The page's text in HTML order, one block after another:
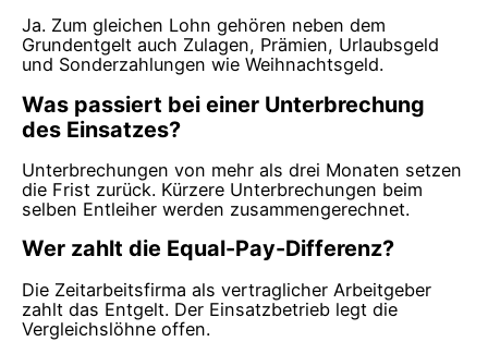
Ja. Zum gleichen Lohn gehören neben dem
Grundentgelt auch Zulagen, Prämien, Urlaubsgeld
und Sonderzahlungen wie Weihnachtsgeld.
Was passiert bei einer Unterbrechung
des Einsatzes?
Unterbrechungen von mehr als drei Monaten setzen
die Frist zurück. Kürzere Unterbrechungen beim
selben Entleiher werden zusammengerechnet.
Wer zahlt die Equal-Pay-Differenz?
Die Zeitarbeitsfirma als vertraglicher Arbeitgeber
zahlt das Entgelt. Der Einsatzbetrieb legt die
Vergleichslöhne offen.